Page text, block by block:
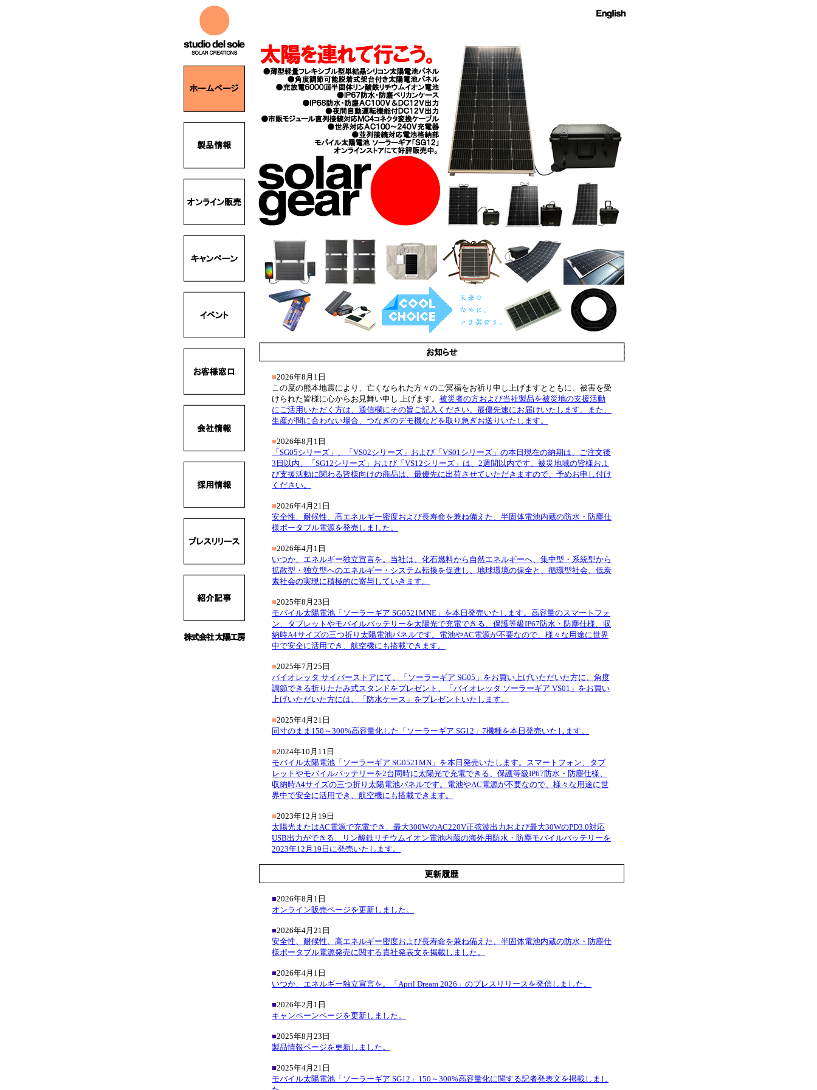
■2026年8月1日
この度の熊本地震により、亡くなられた方々のご冥福をお祈り申し上げますとともに、被害を受
けられた皆様に心からお見舞い申し.上げます。 被災者の方および当社製品を被災地の支援活動
にご活用いただく方は、通信欄にその旨ご記入ください。最優先速にお届けいたします。また、
生産が間に合わない場合、つなぎのデモ機などを取り急ぎお送りいたします。
■2026年8月1日
「SG05シリーズ」、「VS02シリーズ」および「VS01シリーズ」の本日現在の納期は、ご注文後
3日以内、「SG12シリーズ」および「VS12シリーズ」は、2週間以内です。被災地域の皆様およ
び支援活動に関わる皆様向けの商品は、最優先に出荷させていただきますので、予めお申し付け
ください。
■2026年4月21日
安全性、耐候性、高エネルギー密度および長寿命を兼ね備えた、半固体電池内蔵の防水・防塵仕
様ポータブル電源を発売しました。
■2026年4月1日
いつか、エネルギー独立宣言を。当社は、化石燃料から自然エネルギーへ、集中型・系統型から
拡散型・独立型へのエネルギー・システム転換を促進し、地球環境の保全と、循環型社会、低炭
素社会の実現に積極的に寄与していきます。
■2025年8月23日
モバイル太陽電池「ソーラーギア SG0521MNE」を本日発売いたします。高容量のスマートフォ
ン、タブレットやモバイルバッテリーを太陽光で充電できる、保護等級IP67防水・防塵仕様、収
納時A4サイズの三つ折り太陽電池パネルです。電池やAC電源が不要なので、様々な用途に世界
中で安全に活用でき、航空機にも搭載できます。
■2025年7月25日
バイオレッタ サイバーストアにて、「ソーラーギア SG05」をお買い上げいただいた方に、角度
調節できる折りたたみ式スタンドをプレゼント、「バイオレッタ ソーラーギア VS01」をお買い
上げいただいた方には、「防水ケース」をプレゼントいたします。
■2025年4月21日
同寸のまま150～300%高容量化した「ソーラーギア SG12」7機種を本日発売いたします。
■2024年10月11日
モバイル太陽電池「ソーラーギア SG0521MN」を本日発売いたします。スマートフォン、タブ
レットやモバイルバッテリーを2台同時に太陽光で充電できる、保護等級IP67防水・防塵仕様、
収納時A4サイズの三つ折り太陽電池パネルです。電池やAC電源が不要なので、様々な用途に世
界中で安全に活用でき、航空機にも搭載できます。
■2023年12月19日
太陽光またはAC電源で充電でき、最大300WのAC220V正弦波出力および最大30WのPD3.0対応
USB出力ができる、リン酸鉄リチウムイオン電池内蔵の海外用防水・防塵モバイルバッテリーを
2023年12月19日に発売いたします。
■2026年8月1日
オンライン販売ページを更新しました。
■2026年4月21日
安全性、耐候性、高エネルギー密度および長寿命を兼ね備えた、半固体電池内蔵の防水・防塵仕
様ポータブル電源発売に関する貴社発表文を掲載しました。
■2026年4月1日
いつか、エネルギー独立宣言を。「April Dream 2026」のプレスリリースを発信しました。
■2026年2月1日
キャンペーンページを更新しました。
■2025年8月23日
製品情報ページを更新しました。
■2025年4月21日
モバイル太陽電池「ソーラーギア SG12」150～300%高容量化に関する記者発表文を掲載しまし